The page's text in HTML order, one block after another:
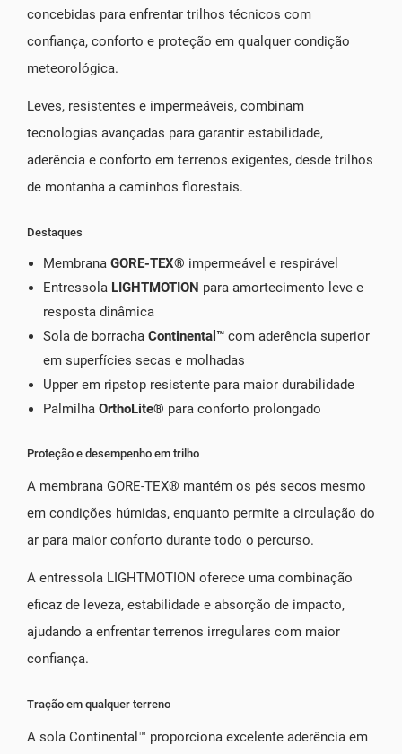
concebidas para enfrentar trilhos técnicos com
confiança, conforto e proteção em qualquer condição
meteorológica.
Leves, resistentes e impermeáveis, combinam
tecnologias avançadas para garantir estabilidade,
aderência e conforto em terrenos exigentes, desde trilhos
de montanha a caminhos florestais.
Destaques
Membrana GORE-TEX® impermeável e respirável
Entressola LIGHTMOTION para amortecimento leve e
resposta dinâmica
Sola de borracha Continental™ com aderência superior
em superfícies secas e molhadas
Upper em ripstop resistente para maior durabilidade
Palmilha OrthoLite® para conforto prolongado
Proteção e desempenho em trilho
A membrana GORE-TEX® mantém os pés secos mesmo
em condições húmidas, enquanto permite a circulação do
ar para maior conforto durante todo o percurso.
A entressola LIGHTMOTION oferece uma combinação
eficaz de leveza, estabilidade e absorção de impacto,
ajudando a enfrentar terrenos irregulares com maior
confiança.
Tração em qualquer terreno
A sola Continental™ proporciona excelente aderência em